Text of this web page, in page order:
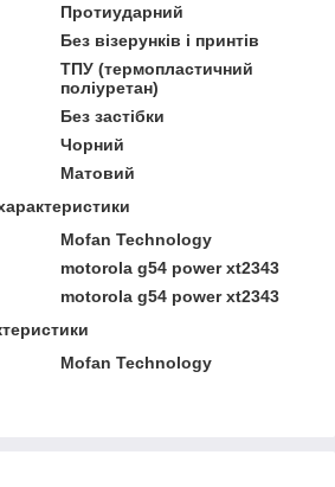
Протиударний
Без візерунків і принтів
ТПУ (термопластичний
поліуретан)
Без застібки
Чорний
Матовий
Mofan Technology
motorola g54 power xt2343
motorola g54 power xt2343
Mofan Technology